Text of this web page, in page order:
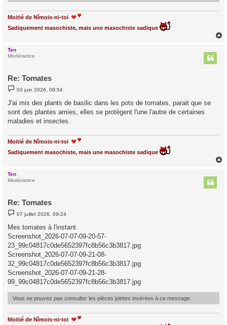
Moitié de Nîmois-ni-toi
Sadiquement masochiste, mais une masochiste sadique
Ten
Modératrice
Re: Tomates
M
e
s
s
a
g
e
03 juin 2026, 09:54
J'ai mis des plants de basilic dans les pots de tomates, parait que se
sont des plantes amies, elles se protègent l'une l'autre de certaines
maladies et insectes.
Moitié de Nîmois-ni-toi
Sadiquement masochiste, mais une masochiste sadique
Ten
Modératrice
Re: Tomates
M
s
a
e
07 juillet 2026, 09:24
Mes tomates à l'instant
Screenshot_2026-07-07-09-20-57-
23_99c04817c0de5652397fc8b56c3b3817.jpg
Screenshot_2026-07-07-09-21-08-
32_99c04817c0de5652397fc8b56c3b3817.jpg
Screenshot_2026-07-07-09-21-28-
99_99c04817c0de5652397fc8b56c3b3817.jpg
Vous ne pouvez pas consulter les pièces jointes insérées à ce message.
Moitié de Nîmois-ni-toi